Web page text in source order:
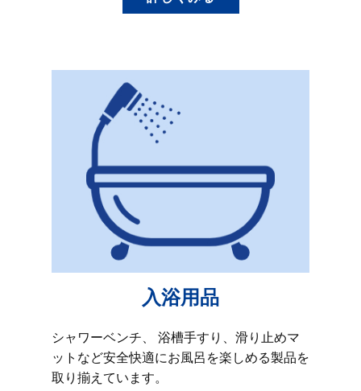
入浴用品
シャワーベンチ、 浴槽手すり、滑り止めマ
ットなど安全快適にお風呂を楽しめる製品を
取り揃えています。